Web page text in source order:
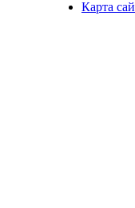
Карта